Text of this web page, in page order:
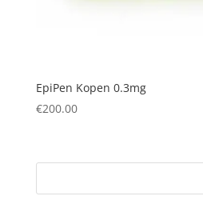
EpiPen Kopen 0.3mg
€200.00